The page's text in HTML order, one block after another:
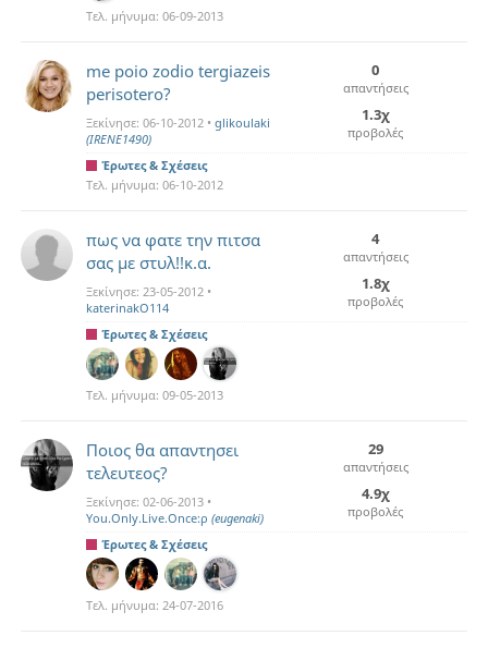
Τελ. μήνυμα: 06-09-2013
me poio zodio tergiazeis
perisotero?
Ξεκίνησε: 06-10-2012 • glikoulaki
(IRENE1490)
0
απαντήσεις
1.3χ
προβολές
Έρωτες & Σχέσεις
Τελ. μήνυμα: 06-10-2012
πως να φατε την πιτσα
σας με στυλ!!κ.α.
Ξεκίνησε: 23-05-2012 •
katerinakO114
4
απαντήσεις
1.8χ
προβολές
Έρωτες & Σχέσεις
Τελ. μήνυμα: 09-05-2013
Ποιος θα απαντησει
τελευτεος?
Ξεκίνησε: 02-06-2013 •
You.Only.Live.Once:ρ (eugenaki)
29
απαντήσεις
4.9χ
προβολές
Έρωτες & Σχέσεις
Τελ. μήνυμα: 24-07-2016